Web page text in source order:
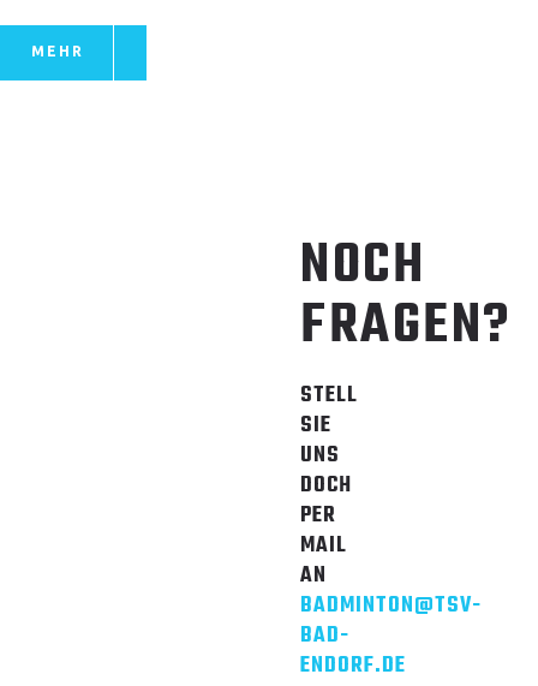
MEHR
NOCH
FRAGEN?
STELL
SIE
UNS
DOCH
PER
MAIL
AN
BADMINTON@TSV-
BAD-
ENDORF.DE